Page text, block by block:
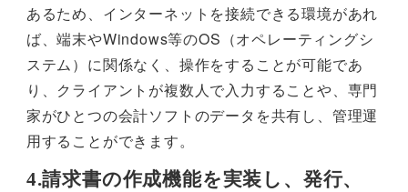
あるため、インターネットを接続できる環境があれ
ば、端末やWindows等のOS（オペレーティングシ
ステム）に関係なく、操作をすることが可能であ
り、クライアントが複数人で入力することや、専門
家がひとつの会計ソフトのデータを共有し、管理運
用することができます。
4.請求書の作成機能を実装し、発行、